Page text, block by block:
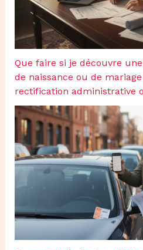
Que faire si je découvre
de naissance ou de
rectification administrative